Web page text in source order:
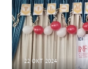
22 ОКТ 2024